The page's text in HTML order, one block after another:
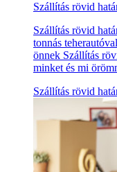
Szállítás rövid
Szállítás rövid
tonnás
önnek Szállítás
minket és mi
Szállítás rövid